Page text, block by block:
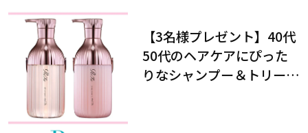
【3名様プレゼント】40代
50代のヘアケアにぴった
りなシャンプー＆トリート